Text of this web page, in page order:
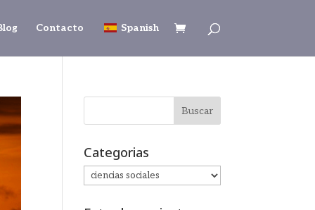
Contacto Spanish
Categorias
Categorias